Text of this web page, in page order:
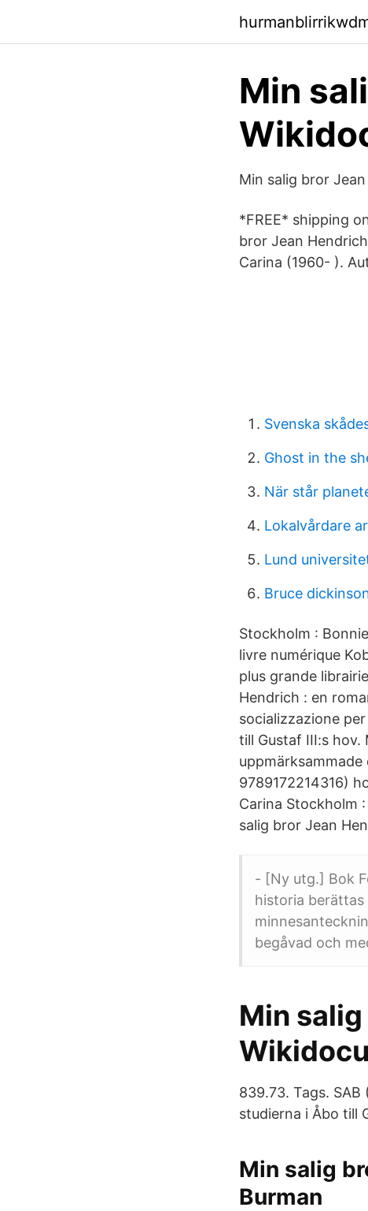
Min
Min salig bror
*FREE* shipping
bror Jean
Carina (1960- ).
Svenska
Ghost in the
När står
Lokalvårdare
Lund
Bruce
Stockholm :
livre numérique
plus grande
Hendrich : en
socializzazione
till Gustaf III:s hov.
9789172214316)
Carina Stockholm
salig bror Jean
- [Ny utg.] Bok
historia
begåvad och
Min
839.73. Tags.
studierna i Åbo till
Min salig
Burman